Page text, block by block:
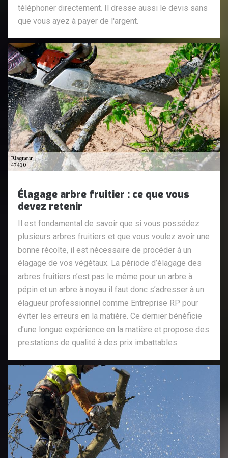
téléphoner directement. Il dresse aussi le devis sans
que vous ayez à payer de l'argent.
Élagage arbre fruitier : ce que vous
devez retenir
Il est fondamental de savoir que si vous possédez
plusieurs arbres fruitiers et que vous voulez avoir une
bonne récolte, il est nécessaire de procéder à un
élagage de vos végétaux. La période d’élagage des
arbres fruitiers n’est pas le même pour un arbre à
pépin et un arbre à noyau il faut donc s’adresser à un
élagueur professionnel comme Entreprise RP pour
éviter les erreurs en la matière. Ce dernier bénéficie
d’une longue expérience en la matière et propose des
prestations de qualité à des prix imbattables.